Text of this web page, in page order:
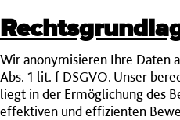
Wir anonymisieren Ihre Daten
Abs. 1 lit. f DSGVO. Unser
liegt in der Ermöglichung des
effektiven und effizienten